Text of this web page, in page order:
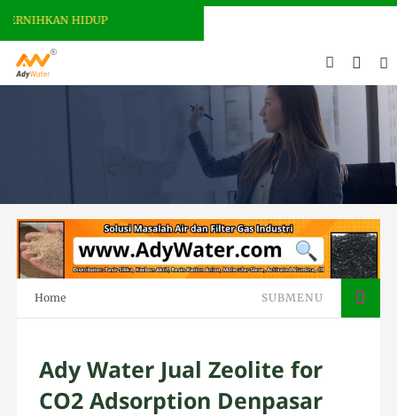
HIDUP
Home SUBMENU
Ady Water Jual Zeolite for
CO2 Adsorption Denpasar